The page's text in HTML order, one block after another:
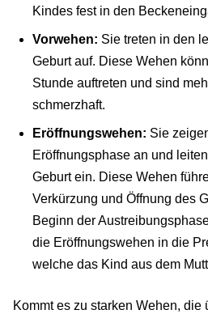
Kindes fest in den
Vorwehen: Sie treten in den
Geburt auf. Diese Wehen
Stunde auftreten und sind
schmerzhaft.
Eröffnungswehen: Sie
Eröffnungsphase an und
Geburt ein. Diese Wehen
Verkürzung und Öffnung des
Beginn der
die Eröffnungswehen in die
welche das Kind aus dem
Kommt es zu starken Wehen, die